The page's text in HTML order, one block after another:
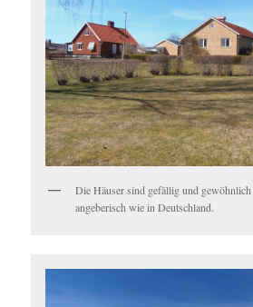
Die Häuser sind gefällig und
angeberisch wie in Deutschland.